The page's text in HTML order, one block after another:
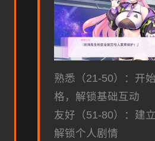
熟悉（21-50）：开
格，解锁基础互动
友好（51-80）：建
解锁个人剧情